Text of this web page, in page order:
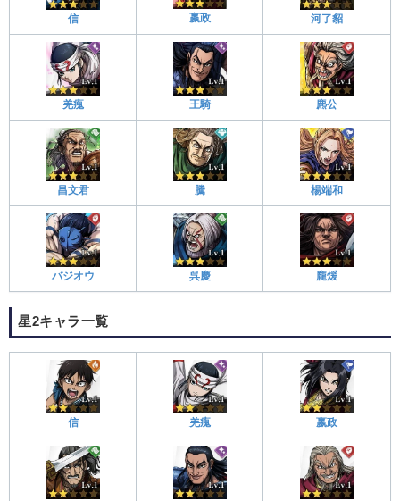
信 嬴政 河了貂
羌瘣 王騎 麃公
昌文君 騰 楊端和
バジオウ 呉慶 龐煖
星2キャラ一覧
信 羌瘣 嬴政